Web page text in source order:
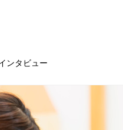
ンタビュー